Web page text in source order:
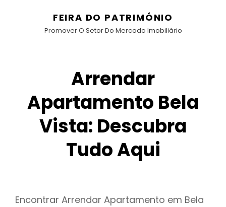
FEIRA DO PATRIMÓNIO
Promover O Setor Do Mercado Imobiliário
Arrendar
Apartamento Bela
Vista: Descubra
Tudo Aqui
Encontrar Arrendar Apartamento em Bela